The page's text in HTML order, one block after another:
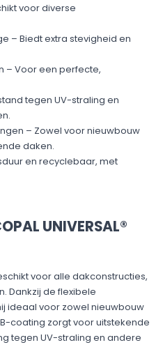
voor diverse
– Biedt extra stevigheid en
– Voor een perfecte,
tegen UV-straling en
– Zowel voor nieuwbouw
daken.
en recyclebaar, met
UNIVERSAL®
voor alle dakconstructies,
Dankzij de flexibele
ideaal voor zowel nieuwbouw
coating zorgt voor uitstekende
tegen UV-straling en andere